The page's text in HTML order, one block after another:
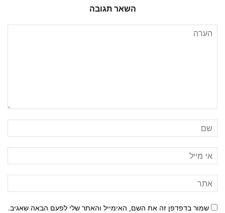
השאר תגובה
שמור בדפדפן זה את השם, האימייל והאתר שלי לפעם הבאה שאגיב.